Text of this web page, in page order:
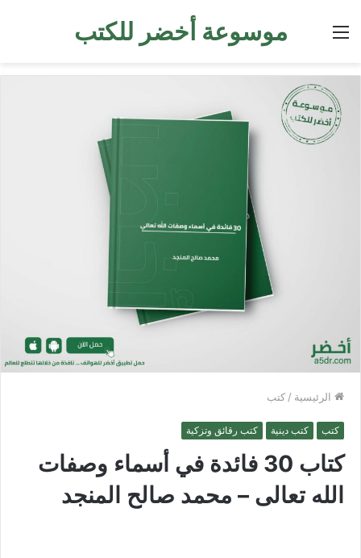
موسوعة أخضر للكتب القائمة
الرئيسية / كتب
كتب كتب دينية كتب رقائق وتزكية
كتاب 30 فائدة في أسماء وصفات
الله تعالى – محمد صالح المنجد